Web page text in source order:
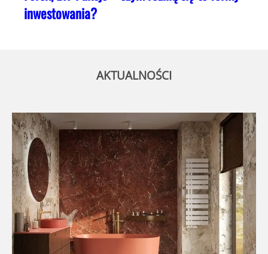
inwestowania?
AKTUALNOŚCI